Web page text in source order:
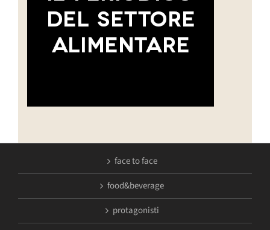
face to face
food&beverage
protagonisti